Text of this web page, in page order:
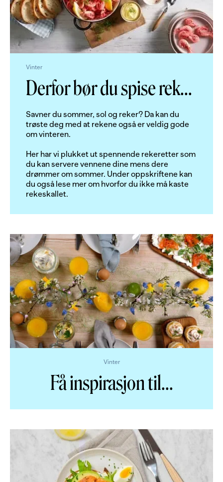
Vinter
Derfor bør du spise rek...
Savner du sommer, sol og reker? Da kan du
trøste deg med at rekene også er veldig gode
om vinteren.
Her har vi plukket ut spennende rekeretter som
du kan servere vennene dine mens dere
drømmer om sommer. Under oppskriftene kan
du også lese mer om hvorfor du ikke må kaste
rekeskallet.
Vinter
Få inspirasjon til...